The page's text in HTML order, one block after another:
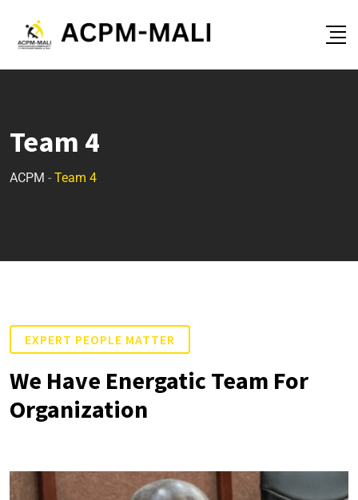
Team 4
ACPM - Team 4
EXPERT PEOPLE MATTER
We Have Energatic Team For
Organization